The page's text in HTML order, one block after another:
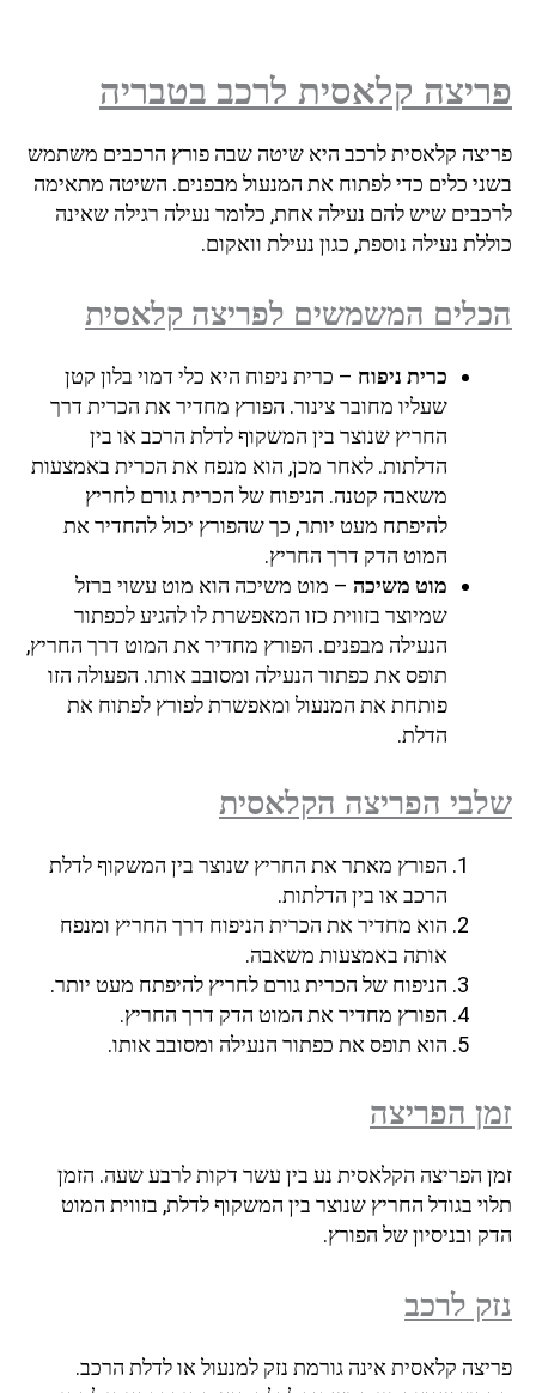
פריצה קלאסית לרכב בטבריה
פריצה קלאסית לרכב היא שיטה שבה פורץ הרכבים משתמש
בשני כלים כדי לפתוח את המנעול מבפנים. השיטה מתאימה
לרכבים שיש להם נעילה אחת, כלומר נעילה רגילה שאינה
כוללת נעילה נוספת, כגון נעילת וואקום.
הכלים המשמשים לפריצה קלאסית
כרית ניפוח – כרית ניפוח היא כלי דמוי בלון קטן
שעליו מחובר צינור. הפורץ מחדיר את הכרית דרך
החריץ שנוצר בין המשקוף לדלת הרכב או בין
הדלתות. לאחר מכן, הוא מנפח את הכרית באמצעות
משאבה קטנה. הניפוח של הכרית גורם לחריץ
להיפתח מעט יותר, כך שהפורץ יכול להחדיר את
המוט הדק דרך החריץ.
מוט משיכה – מוט משיכה הוא מוט עשוי ברזל
שמיוצר בזווית כזו המאפשרת לו להגיע לכפתור
הנעילה מבפנים. הפורץ מחדיר את המוט דרך החריץ,
תופס את כפתור הנעילה ומסובב אותו. הפעולה הזו
פותחת את המנעול ומאפשרת לפורץ לפתוח את
הדלת.
שלבי הפריצה הקלאסית
הפורץ מאתר את החריץ שנוצר בין המשקוף לדלת
הרכב או בין הדלתות.
הוא מחדיר את הכרית הניפוח דרך החריץ ומנפח
אותה באמצעות משאבה.
הניפוח של הכרית גורם לחריץ להיפתח מעט יותר.
הפורץ מחדיר את המוט הדק דרך החריץ.
הוא תופס את כפתור הנעילה ומסובב אותו.
זמן הפריצה
זמן הפריצה הקלאסית נע בין עשר דקות לרבע שעה. הזמן
תלוי בגודל החריץ שנוצר בין המשקוף לדלת, בזווית המוט
הדק ובניסיון של הפורץ.
נזק לרכב
פריצה קלאסית אינה גורמת נזק למנעול או לדלת הרכב.